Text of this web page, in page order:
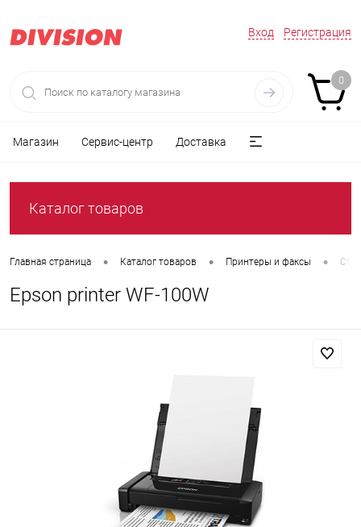
Вход Регистрация
0
Магазин Сервис-центр Доставка
Каталог товаров
Главная страница • Каталог товаров • Принтеры и факсы •
Epson printer WF-100W